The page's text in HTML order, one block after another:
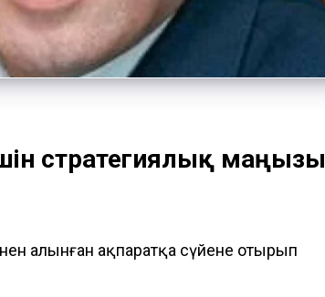
стратегиялық маңызы
алынған ақпаратқа сүйене отырып